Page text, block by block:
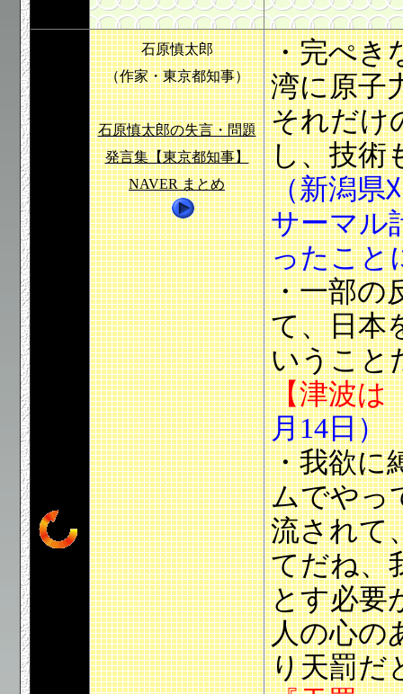
石原慎太郎
（作家・東京都知事）
石原慎太郎の失言・問題
発言集【東京都知事】
NAVER まとめ
・完ぺき
湾に原子
それだけ
し、技術
（新潟県
サーマル
ったこと
・一部の
て、日本
いうこと
【津波は
月14日）
・我欲に
ムでやっ
流されて
てだね、
とす必要
人の心の
り天罰だ